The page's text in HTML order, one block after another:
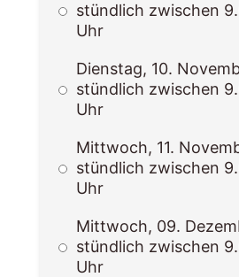
stündlich zwischen
Uhr
Dienstag, 10.
stündlich zwischen
Uhr
Mittwoch, 11.
stündlich zwischen
Uhr
Mittwoch, 09.
stündlich zwischen
Uhr